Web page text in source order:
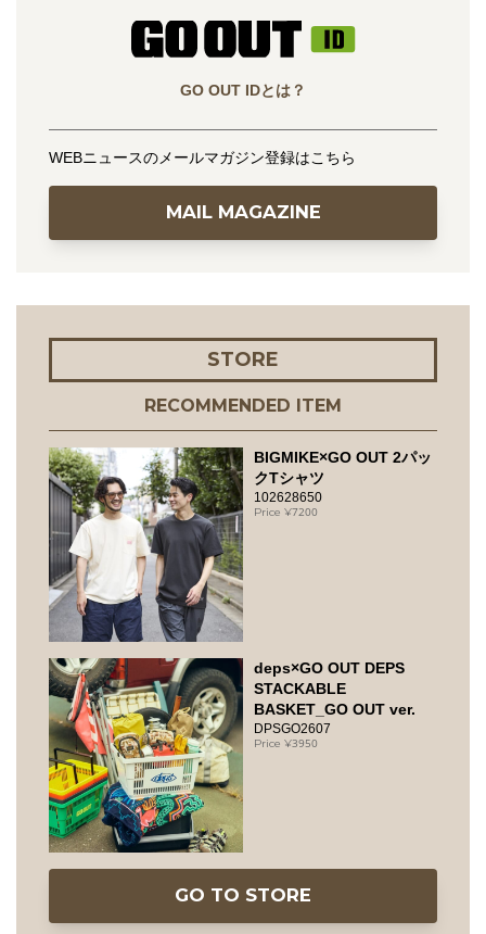
GO OUT IDとは？
WEBニュースのメールマガジン登録はこちら
MAIL MAGAZINE
STORE
RECOMMENDED ITEM
BIGMIKE×GO OUT 2パッ
クTシャツ
102628650
7200
deps×GO OUT DEPS
STACKABLE
BASKET_GO OUT ver.
DPSGO2607
3950
GO TO STORE